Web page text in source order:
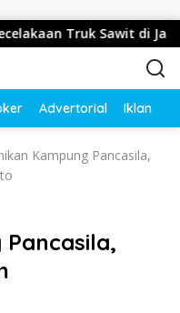
Truk Sawit di Jalur
Advertorial Iklan
Kampung Pancasila,